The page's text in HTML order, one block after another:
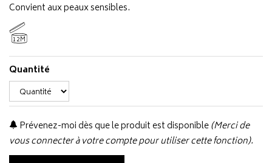
Convient aux peaux sensibles.
12M
Quantité
Prévenez-moi dès que le produit est disponible(Merci de
vous connecter à votre compte pour utiliser cette fonction).